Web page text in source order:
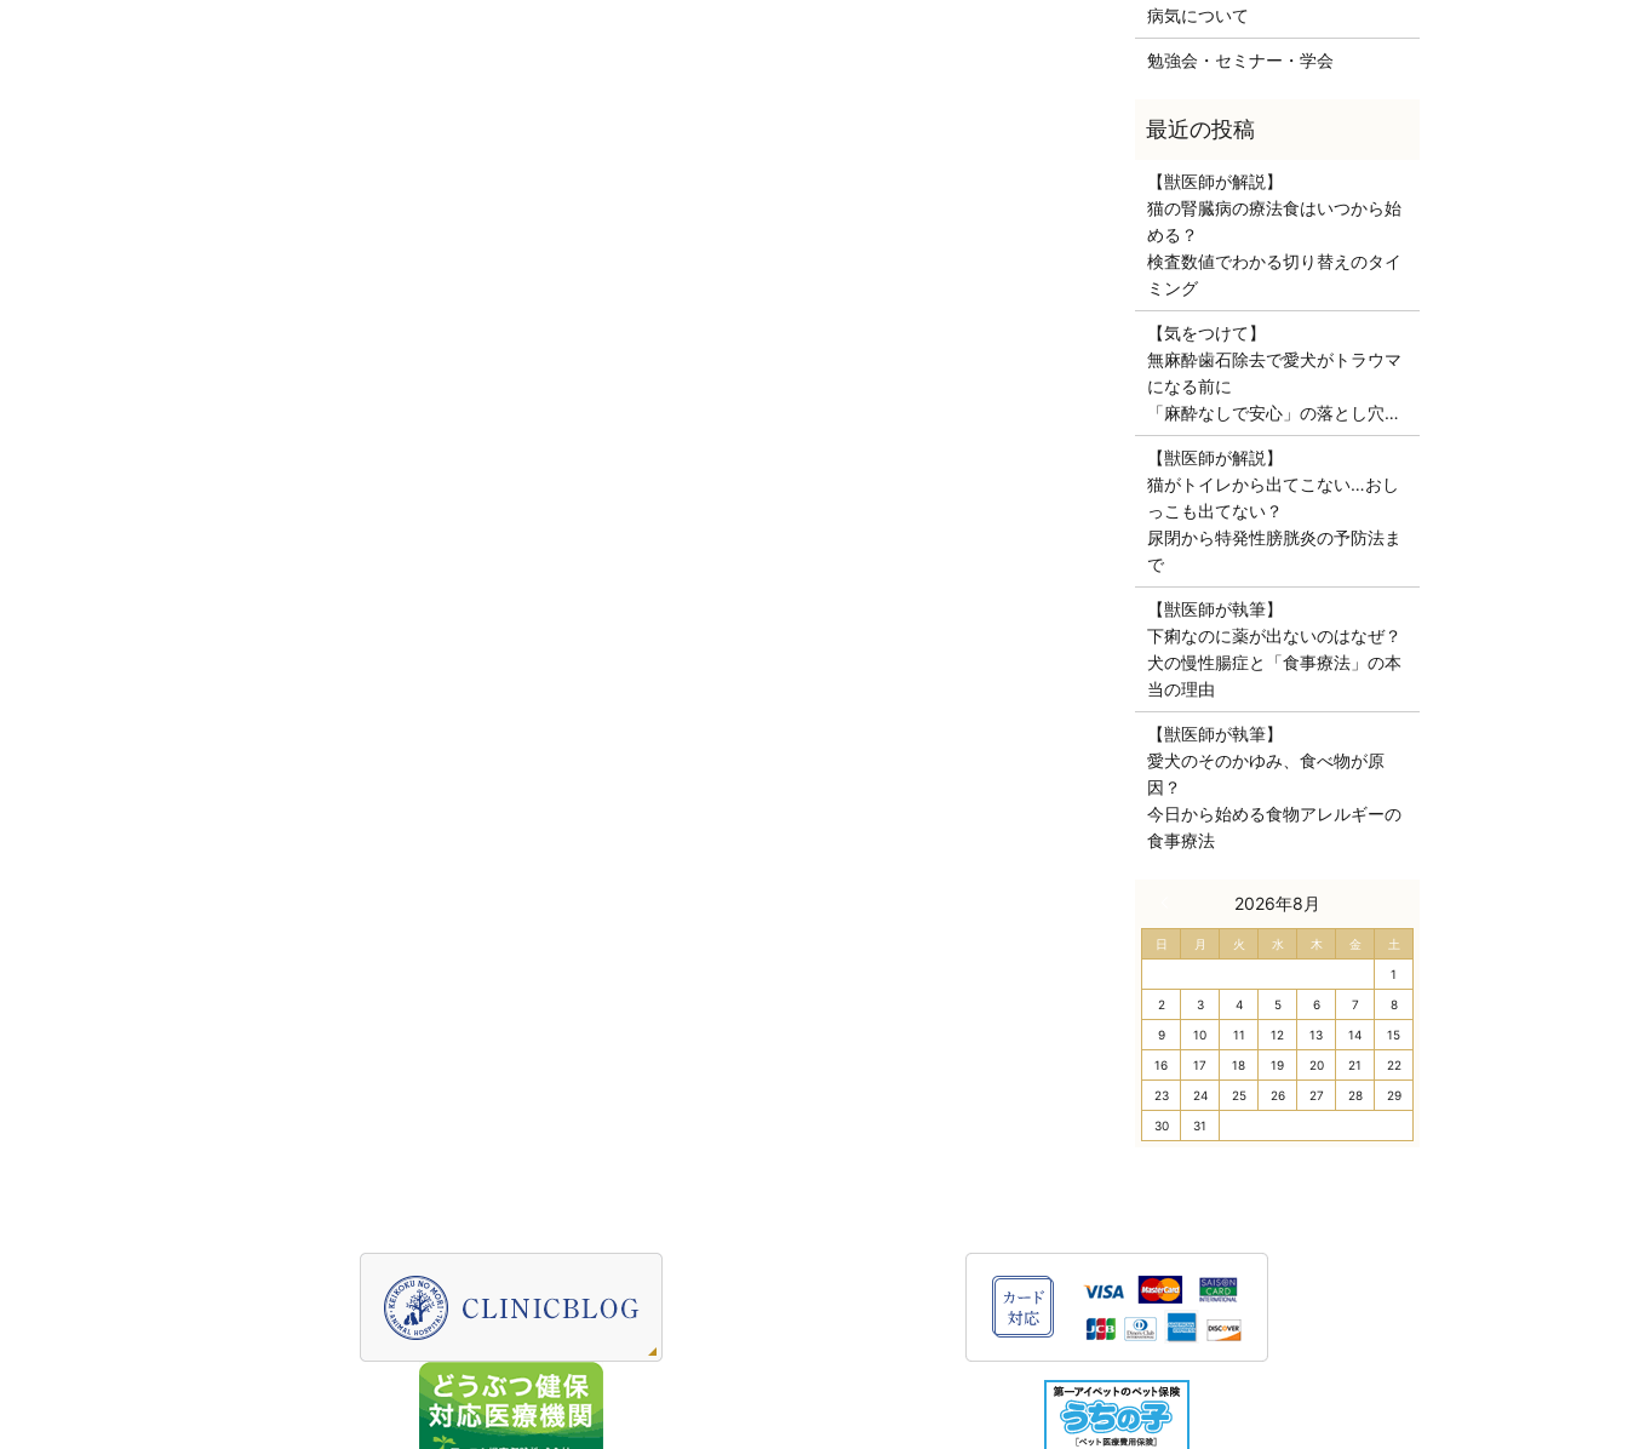
病気について
勉強会・セミナー・学会
【獣医師が解説】
猫の腎臓病の療法食はいつから始
める？
検査数値でわかる切り替えのタイ
ミング
【気をつけて】
無麻酔歯石除去で愛犬がトラウマ
になる前に
「麻酔なしで安心」の落とし穴…
【獣医師が解説】
猫がトイレから出てこない…おし
っこも出てない？
尿閉から特発性膀胱炎の予防法ま
で
【獣医師が執筆】
下痢なのに薬が出ないのはなぜ？
犬の慢性腸症と「食事療法」の本
当の理由
【獣医師が執筆】
愛犬のそのかゆみ、食べ物が原
因？
今日から始める食物アレルギーの
食事療法
2026年8月
日 月 火 水 木 金 土
1
2 3 4 5 6 7 8
9 10 11 12 13 14 15
16 17 18 19 20 21 22
23 24 25 26 27 28 29
30 31